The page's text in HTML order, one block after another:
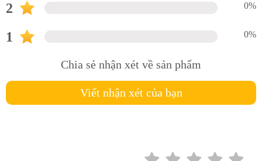
2 0%
1 0%
Chia sẻ nhận xét về sản phẩm
Viết nhận xét của bạn